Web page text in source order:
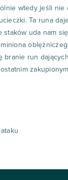
wtedy jeśli nie
Ta runa
staków uda nam
branie run